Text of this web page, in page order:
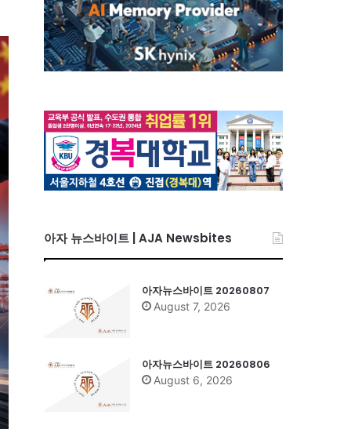
아자 뉴스바이트 | AJA Newsbites
아자뉴스바이트 20260807
August 7, 2026
아자뉴스바이트 20260806
August 6, 2026